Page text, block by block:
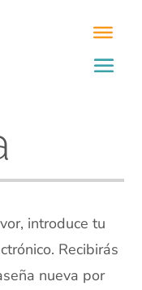
introduce tu
Recibirás
nueva por